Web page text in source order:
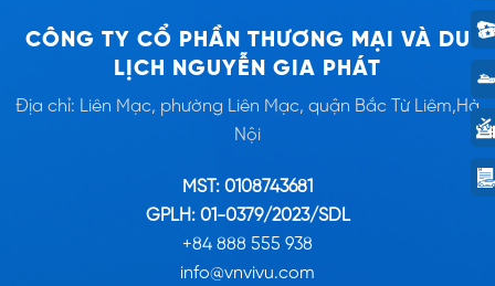
CÔNG TY CỔ PHẦN THƯƠNG MẠI VÀ DU
LỊCH NGUYỄN GIA PHÁT
Địa chỉ: Liên Mạc, phường Liên Mạc, quận Bắc Từ Liêm,Hà
Nội
MST: 0108743681
GPLH: 01-0379/2023/SDL
+84 888 555 938
info@vnvivu.com